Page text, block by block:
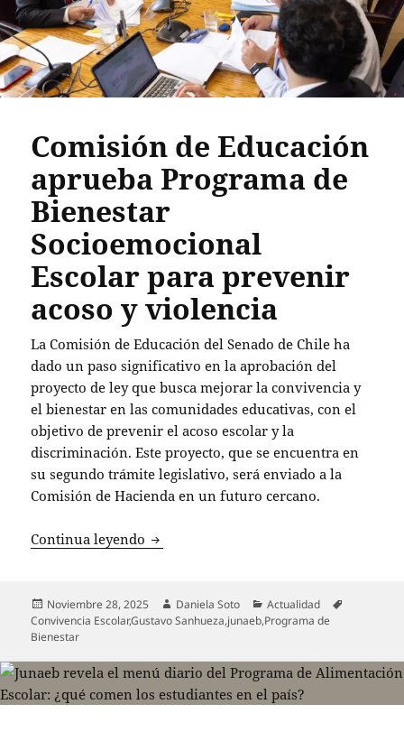
Comisión de Educación
aprueba Programa de
Bienestar
Socioemocional
Escolar para prevenir
acoso y violencia
La Comisión de Educación del Senado de Chile ha
dado un paso significativo en la aprobación del
proyecto de ley que busca mejorar la convivencia y
el bienestar en las comunidades educativas, con el
objetivo de prevenir el acoso escolar y la
discriminación. Este proyecto, que se encuentra en
su segundo trámite legislativo, será enviado a la
Comisión de Hacienda en un futuro cercano.
Continua leyendo Comisión de Educación aprueba
Publicado
el
Noviembre 28, 2025 Autor
Daniela Soto Categorías
Actualidad
Convivencia Escolar,Gustavo Sanhueza,junaeb,Programa de
Bienestar